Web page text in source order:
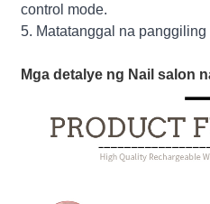
control mode.
5. Matatanggal na
Mga detalye ng Nail salon